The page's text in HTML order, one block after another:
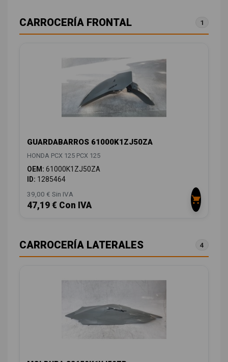
CARROCERÍA FRONTAL 1
GUARDABARROS 61000K1ZJ50ZA
HONDA PCX 125 PCX 125
OEM: 61000K1ZJ50ZA
ID: 1285464
39,00 € Sin IVA
47,19 € Con IVA
CARROCERÍA LATERALES 4